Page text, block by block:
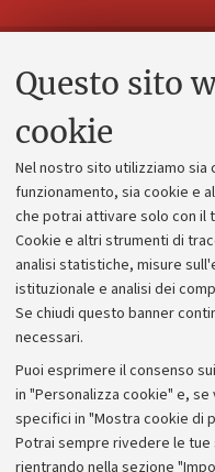
Questo sito
cookie
Nel nostro sito utilizziamo
funzionamento, sia cookie e
che potrai attivare solo con il
Cookie e altri strumenti di
analisi statistiche, misure
istituzionale e analisi dei
Se chiudi questo banner
necessari.
Puoi esprimere il consenso
in "Personalizza cookie" e,
specifici in "Mostra cookie di
Potrai sempre rivedere le
rientrando nella sezione